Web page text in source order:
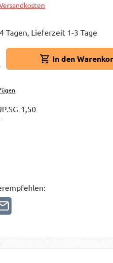
Tagen, Lieferzeit 1-3 Tage
gewünschten Wert ein oder
In den
1,50